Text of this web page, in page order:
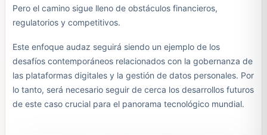
Pero el camino sigue lleno de obstáculos financieros,
regulatorios y competitivos.
Este enfoque audaz seguirá siendo un ejemplo de los
desafíos contemporáneos relacionados con la gobernanza de
las plataformas digitales y la gestión de datos personales. Por
lo tanto, será necesario seguir de cerca los desarrollos futuros
de este caso crucial para el panorama tecnológico mundial.